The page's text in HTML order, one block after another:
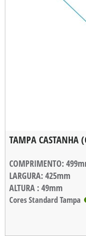
TAMPA CASTANHA
COMPRIMENTO:
LARGURA: 425mm
ALTURA : 49mm
EMPILHAMENTO:
Cores Standard Tampa